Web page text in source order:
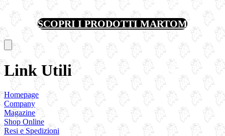
SCOPRI I PRODOTTI MARTOM
Link Utili
Homepage
Company
Magazine
Shop Online
Resi e Spedizioni